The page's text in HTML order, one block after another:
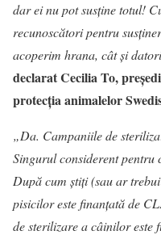
dar ei nu pot susține totul!
recunoscători pentru
acoperim hrana, cât și
declarat Cecilia To,
protecția animalelor
„Da. Campaniile de
Singurul considerent pentru
După cum știți (sau ar
pisicilor este finanțată de
de sterilizare a câinilor este